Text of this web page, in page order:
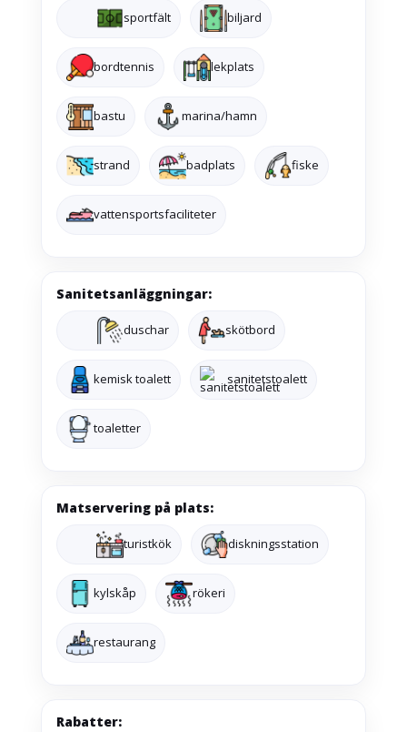
sportfält biljard
bordtennis lekplats
bastu marina/hamn
strand badplats fiske
vattensportsfaciliteter
Sanitetsanläggningar:
duschar skötbord
kemisk toalett sanitetstoalett
toaletter
Matservering på plats:
turistkök diskningsstation
kylskåp rökeri
restaurang
Rabatter: